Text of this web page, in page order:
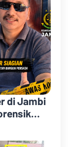
di Jambi